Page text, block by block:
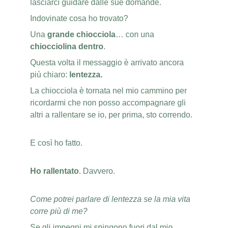
lasciarci guidare dalle sue domande.
Indovinate cosa ho trovato?
Una grande chiocciola… con una
chiocciolina dentro.
Questa volta il messaggio è arrivato ancora
più chiaro: lentezza.
La chiocciola è tornata nel mio cammino per
ricordarmi che non posso accompagnare gli
altri a rallentare se io, per prima, sto correndo.
E così ho fatto.
Ho rallentato. Davvero.
Come potrei parlare di lentezza se la mia vita
corre più di me?